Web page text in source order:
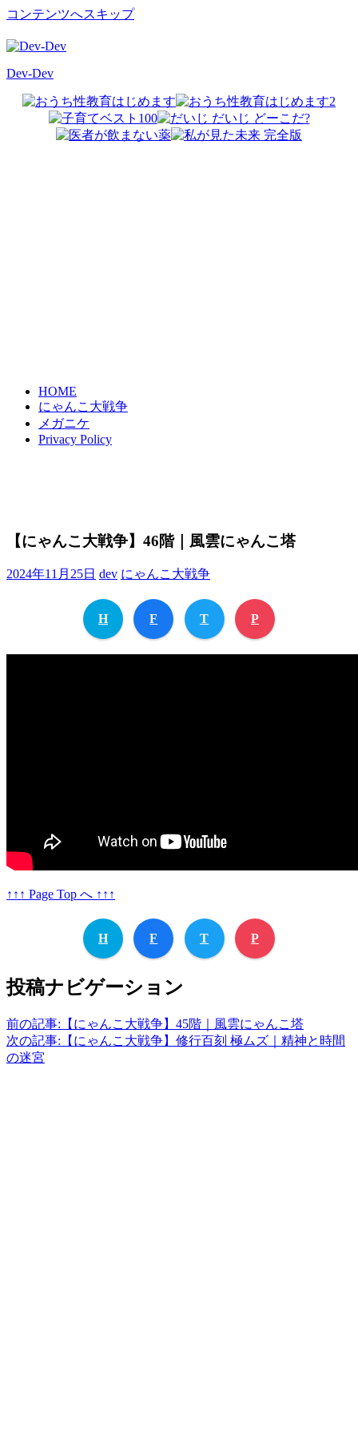
コンテンツへスキップ
Dev-Dev
HOME
にゃんこ大戦争
メガニケ
Privacy Policy
【にゃんこ大戦争】46階｜風雲にゃんこ塔
2024年11月25日 dev にゃんこ大戦争
H F T P
↑↑↑ Page Top へ ↑↑↑
H F T P
投稿ナビゲーション
前の記事: 【にゃんこ大戦争】45階｜風雲にゃんこ塔
次の記事: 【にゃんこ大戦争】修行百刻 極ムズ｜精神と時間
の迷宮